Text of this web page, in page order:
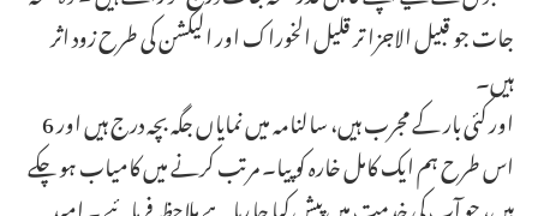
جات جو قبيل الاجزا تر قلیل الخوراک اور الیکشن کی طرح زود اثر
ہیں۔
6 اور کئی بار کے مجرب ہیں، سالنامہ میں نمایاں جگہ بچہ درج ہیں اور
اس طرح ہم ایک کامل خارہ کو پیا۔ مرتب کرنے میں کامیاب ہو چکے